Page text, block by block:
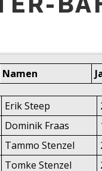
Namen
Erik Steep
Dominik Fraas
Tammo Stenzel
Tomke Stenzel